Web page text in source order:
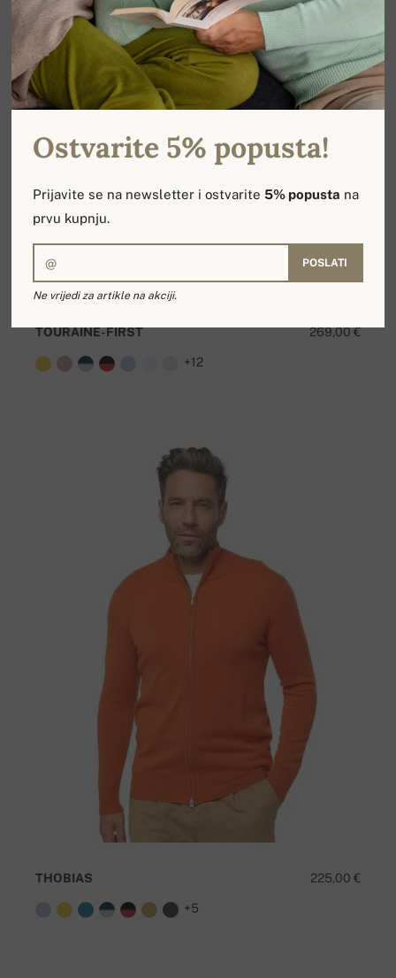
269,00 €
TOURAINE-FIRST
+12
225,00 €
THOBIAS
+5
Ostvarite 5% popusta!
Prijavite se na newsletter i ostvarite5% popusta na
prvu kupnju.
POSLATI
Ne vrijedi za artikle na akciji.